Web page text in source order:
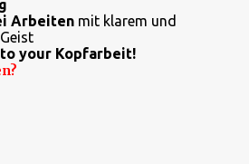
Arbeitenmit klarem und
Geist
to your Kopfarbeit!